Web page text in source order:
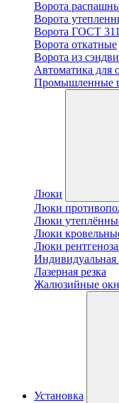
Ворота
Ворота
Ворота ГОСТ
Ворота откатные
Ворота из
Автоматика для
Промышленные
Люки
Люки
Люки
Люки
Люки
Индивидуальная
Лазерная резка
Жалюзийные
Установка